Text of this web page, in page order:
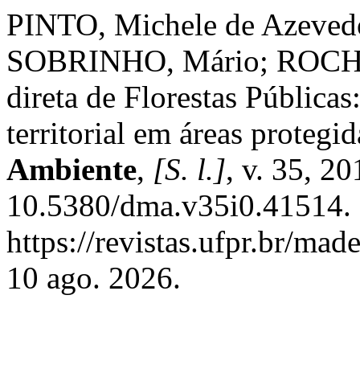
PINTO, Michele de
SOBRINHO, Mário;
direta de Florestas
territorial em áreas
Ambiente, [S. l.], v. 35,
10.5380/
https://revistas.ufpr.br/
10 ago. 2026.